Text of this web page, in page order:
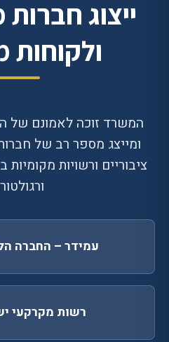
ייצוג
ולקוחות
המשרד זוכה לאמונם של
ומייצג מספר רב של
ציבוריים ורשויות
עמידר – החברה
רשות מקרקעי